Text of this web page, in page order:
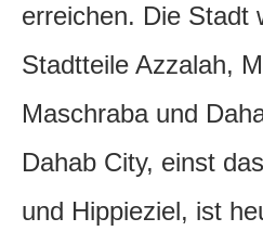
erreichen. Die Stadt
Stadtteile Azzalah,
Maschraba und
Dahab City, einst
und Hippieziel, ist